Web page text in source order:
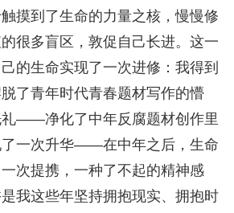
摸到了生命的力量之核，慢慢修
很多盲区，敦促自己长进。这一
的生命实现了一次进修：我得到
了青年时代青春题材写作的懵
礼——净化了中年反腐题材创作里
了一次升华——在中年之后，生命
次提携，一种了不起的精神感
我这些年坚持拥抱现实、拥抱时